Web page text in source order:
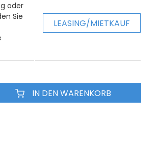
oder
Sie
LEASING/MIETKAUF
IN DEN WARENKORB